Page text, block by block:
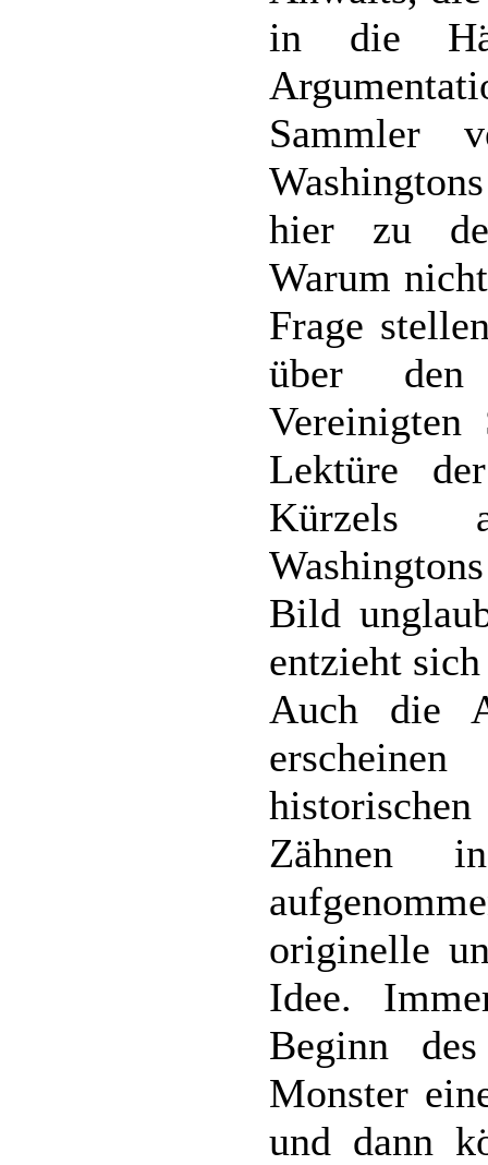
in die
Sammler
hier zu
Warum
Frage
über den
Lektüre
Kürzels
Bild
entzieht
Auch die
Zähnen
originelle
Idee.
Beginn
Monster
und dann